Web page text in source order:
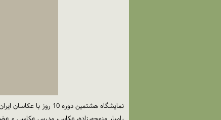
نمایشگاه هشتمین دوره 10 روز با عکاسان ایران نماینده تمامیت عکاسی ایران نیست و منتخبی از نسل جوانی است که امکان حضور پیدا کرده اند.